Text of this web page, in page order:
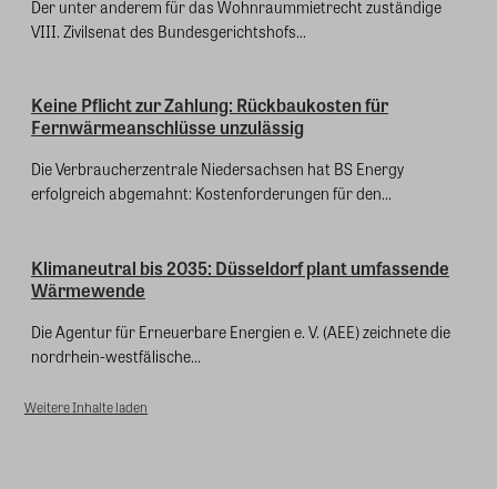
Der unter anderem für das Wohnraummietrecht zuständige
VIII. Zivilsenat des Bundesgerichtshofs...
Keine Pflicht zur Zahlung: Rückbaukosten für
Fernwärmeanschlüsse unzulässig
Die Verbraucherzentrale Niedersachsen hat BS Energy
erfolgreich abgemahnt: Kostenforderungen für den...
Klimaneutral bis 2035: Düsseldorf plant umfassende
Wärmewende
Die Agentur für Erneuerbare Energien e. V. (AEE) zeichnete die
nordrhein-westfälische...
Weitere Inhalte laden